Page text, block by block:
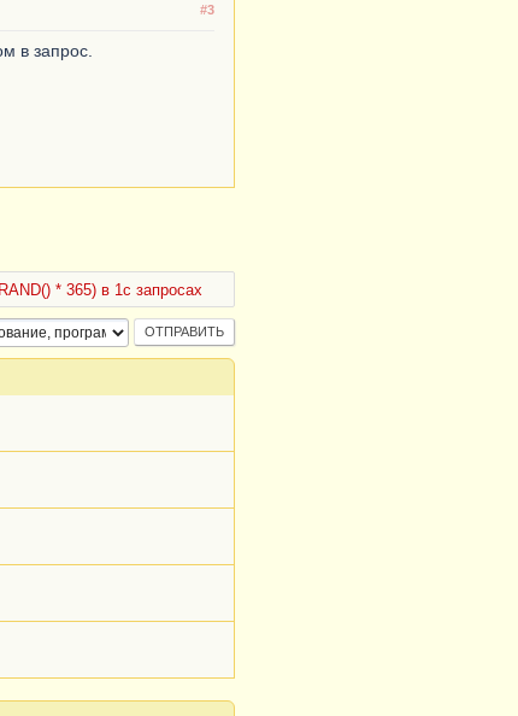
#3
в запрос.
* 365) в 1с запросах